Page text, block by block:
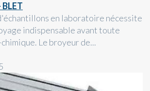
en laboratoire nécessite
indispensable avant toute
Le broyeur de...